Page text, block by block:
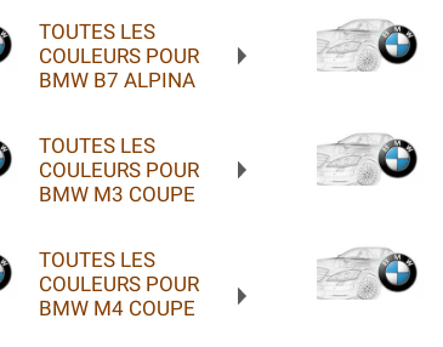
TOUTES LES
COULEURS POUR
BMW B7 ALPINA
TOUTES LES
COULEURS POUR
BMW M3 COUPE
TOUTES LES
COULEURS POUR
BMW M4 COUPE